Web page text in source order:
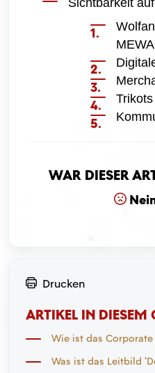
Trikots
War dieser
Drucken
ARTIKEL IN DIESEM
Wie ist das
Was ist das Leitbild